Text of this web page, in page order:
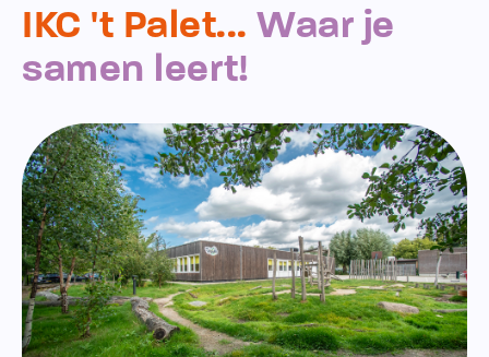
IKC 't Palet... Waar je
samen leert!